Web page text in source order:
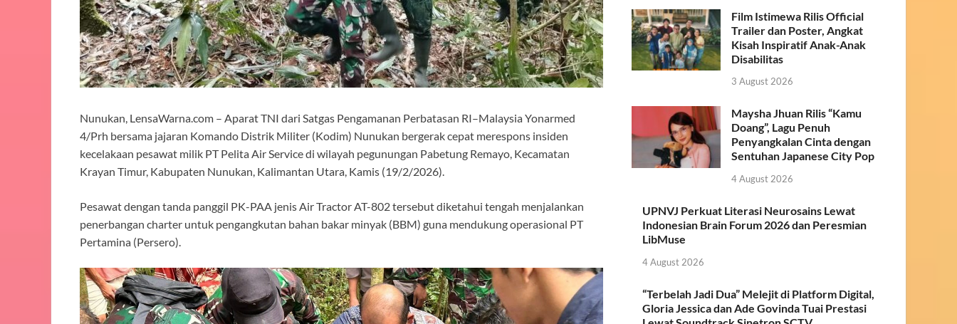
Nunukan, LensaWarna.com – Aparat TNI dari Satgas Pengamanan Perbatasan RI–Malaysia Yonarmed
4/Prh bersama jajaran Komando Distrik Militer (Kodim) Nunukan bergerak cepat merespons insiden
kecelakaan pesawat milik PT Pelita Air Service di wilayah pegunungan Pabetung Remayo, Kecamatan
Krayan Timur, Kabupaten Nunukan, Kalimantan Utara, Kamis (19/2/2026).
Pesawat dengan tanda panggil PK-PAA jenis Air Tractor AT-802 tersebut diketahui tengah menjalankan
penerbangan charter untuk pengangkutan bahan bakar minyak (BBM) guna mendukung operasional PT
Pertamina (Persero).
Film Istimewa Rilis Official
Trailer dan Poster, Angkat
Kisah Inspiratif Anak-Anak
Disabilitas
3 August 2026
Maysha Jhuan Rilis “Kamu
Doang”, Lagu Penuh
Penyangkalan Cinta dengan
Sentuhan Japanese City Pop
4 August 2026
UPNVJ Perkuat Literasi Neurosains Lewat
Indonesian Brain Forum 2026 dan Peresmian
LibMuse
4 August 2026
“Terbelah Jadi Dua” Melejit di Platform Digital,
Gloria Jessica dan Ade Govinda Tuai Prestasi